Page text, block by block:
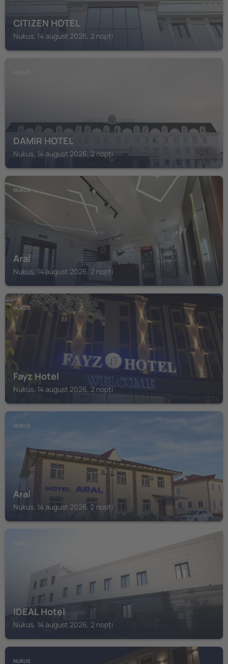
CITIZEN HOTEL
Nukus, 14 august 2026, 2 nopți
DAMIR HOTEL
Nukus, 14 august 2026, 2 nopți
NUKUS
Aral
Nukus, 14 august 2026, 2 nopți
NUKUS
Fayz Hotel
Nukus, 14 august 2026, 2 nopți
NUKUS
Aral
Nukus, 14 august 2026, 2 nopți
IDEAL Hotel
Nukus, 14 august 2026, 2 nopți
NUKUS